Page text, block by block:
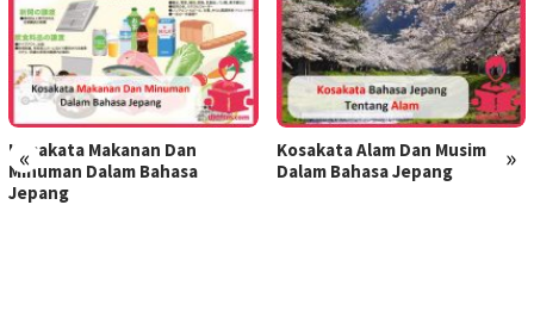
« »
Kosakata Makanan Dan
Minuman Dalam Bahasa
Jepang
Kosakata Alam Dan Musim
Dalam Bahasa Jepang